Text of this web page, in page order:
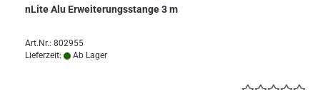
nLite Alu Erweiterungsstange 3 m
Art.Nr.: 802955
Lieferzeit:
Ab Lager